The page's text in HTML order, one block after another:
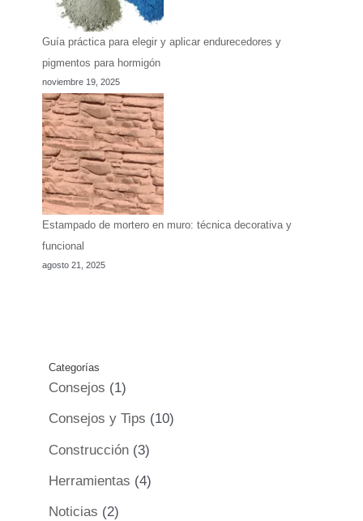
Guía práctica para elegir y aplicar endurecedores y
pigmentos para hormigón
noviembre 19, 2025
Estampado de mortero en muro: técnica decorativa y
funcional
agosto 21, 2025
Categorías
Consejos (1)
Consejos y Tips (10)
Construcción (3)
Herramientas (4)
Noticias (2)